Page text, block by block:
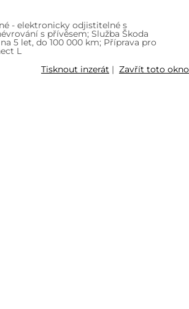
- elektronicky odjistitelné s
s přívěsem; Služba Škoda
5 let, do 100 000 km; Příprava pro
L
Tisknout inzerát | Zavřít toto okno